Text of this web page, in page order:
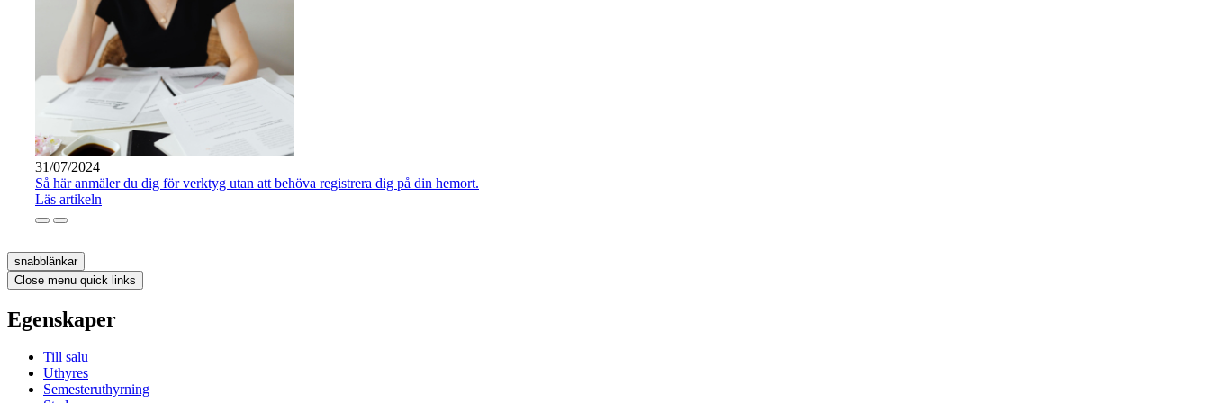
31/07/2024
Så här anmäler du dig för verktyg utan att behöva registrera dig på din hemort.
Läs artikeln
snabblänkar
Close menu quick links
Egenskaper
Till salu
Uthyres
Semesteruthyrning